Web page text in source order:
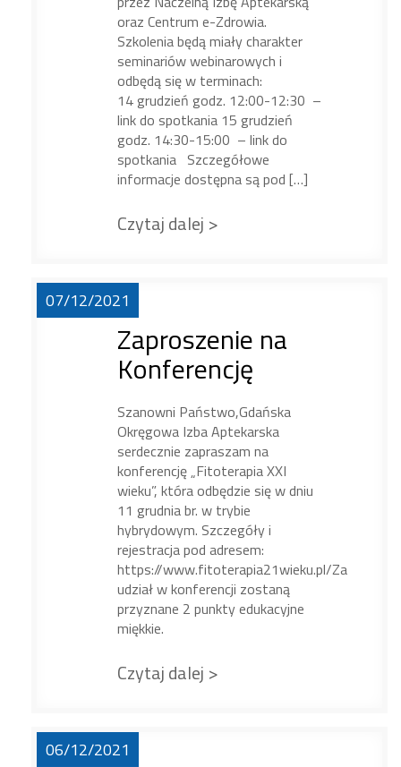
oraz Centrum e-Zdrowia.
Szkolenia będą miały charakter
seminariów webinarowych i
odbędą się w terminach:
14 grudzień godz. 12:00-12:30 –
link do spotkania 15 grudzień
godz. 14:30-15:00 – link do
spotkania Szczegółowe
informacje dostępna są pod […]
Czytaj dalej >
07/12/2021
Zaproszenie na
Konferencję
Szanowni Państwo,Gdańska
Okręgowa Izba Aptekarska
serdecznie zapraszam na
konferencję „Fitoterapia XXI
wieku”, która odbędzie się w dniu
11 grudnia br. w trybie
hybrydowym. Szczegóły i
rejestracja pod adresem:
https://www.fitoterapia21wieku.pl/Za
udział w konferencji zostaną
przyznane 2 punkty edukacyjne
miękkie.
Czytaj dalej >
06/12/2021